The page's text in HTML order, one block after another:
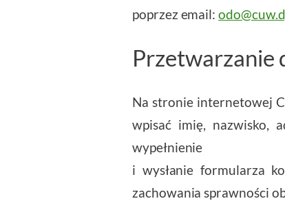
poprzez email:
Przetwarzanie
Na stronie internetowej
wpisać imię, nazwisko,
wypełnienie
i wysłanie formularza
zachowania sprawności